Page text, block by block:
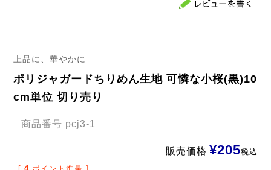
上品に、華やかに
ポリジャガードちりめん生地 可憐な小桜(黒)10
cm単位 切り売り
商品番号 pcj3-1
販売価格 ¥205税込